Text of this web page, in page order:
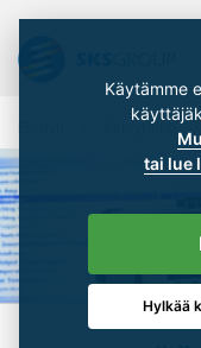
Rekrytointi
Käytämme
tai lue
Hylkää